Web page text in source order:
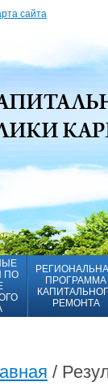
сайта
ПО
ПРОГРАММА
РЕМОНТА
/